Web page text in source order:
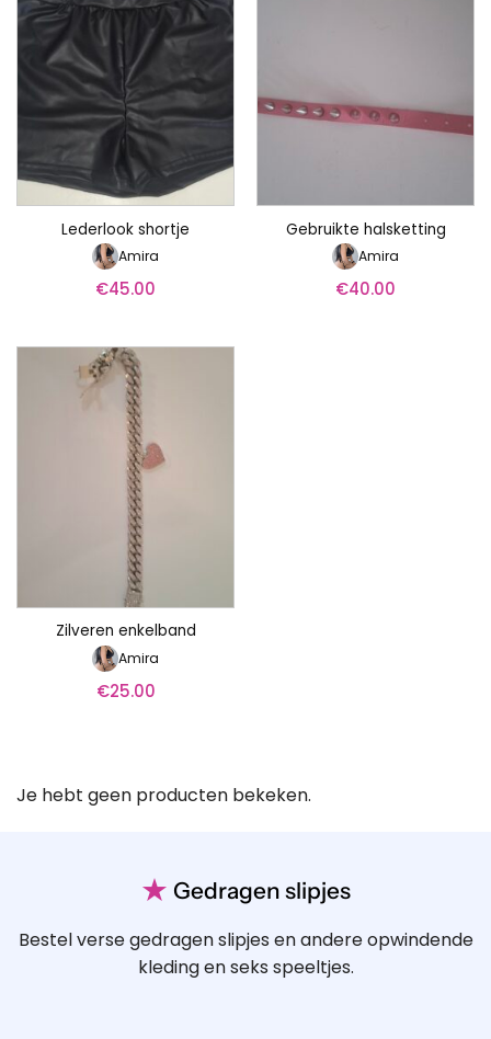
Lederlook shortje
Amira
€45.00
Gebruikte halsketting
Amira
€40.00
Zilveren enkelband
Amira
€25.00
Je hebt geen producten bekeken.
★ Gedragen slipjes
Bestel verse gedragen slipjes en andere opwindende
kleding en seks speeltjes.